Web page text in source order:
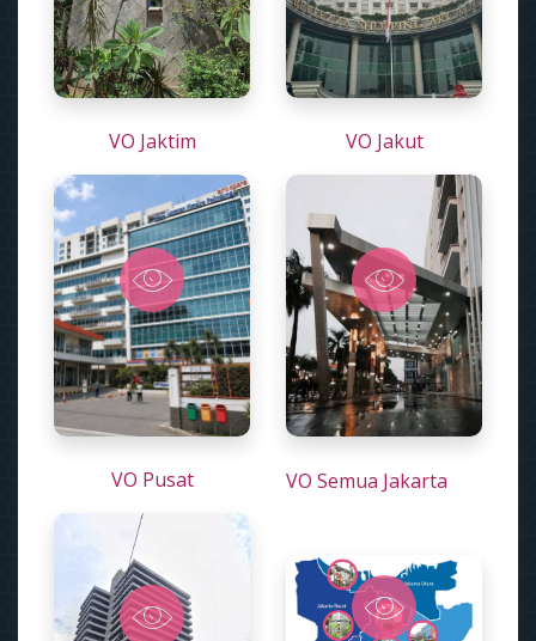
VO Jaktim VO Jakut
VO Pusat VO Semua Jakarta